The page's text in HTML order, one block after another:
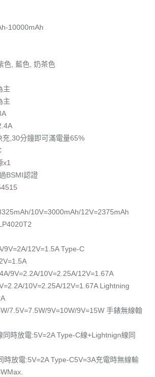
10000mAh
色, 藍色, 奶茶色
主
主
充,30分鐘即可滿電量65%
x1
BSMI認證
10V=3000mAh/12V=2375mAh
9V=2A/12V=1.5A Type-C
9V=2.2A/10V=2.25A/12V=1.67A
10V=2.25A/12V=1.67A Lightning
7.5V=7.5W/9V=10W/9V=15W 手錶無線翰
時放電:5V=2A Type-C線+Lightnign線同
時放電:5V=2A Type-C5V=3A充電時無線輸